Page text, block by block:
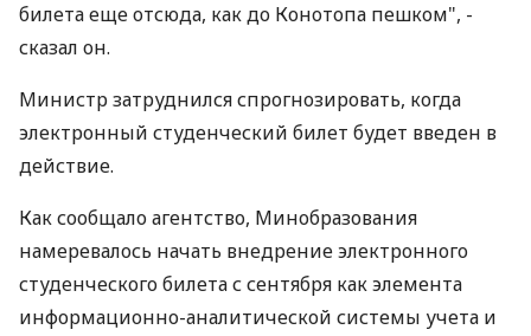
билета еще отсюда, как до Конотопа пешком", -
сказал он.
Министр затруднился спрогнозировать, когда
электронный студенческий билет будет введен в
действие.
Как сообщало агентство, Минобразования
намеревалось начать внедрение электронного
студенческого билета с сентября как элемента
информационно-аналитической системы учета и